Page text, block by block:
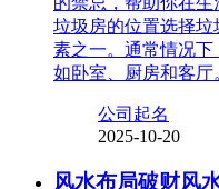
垃圾房的位置选择垃
素之一。通常情况下
如卧室、厨房和客
公司起名
2025-10-20
风水布局破财风